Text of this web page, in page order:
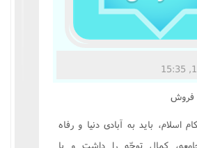
فروش
اسلام، بايد به آبادى دنيا و رفاه
کمال توجّه را داشت و با